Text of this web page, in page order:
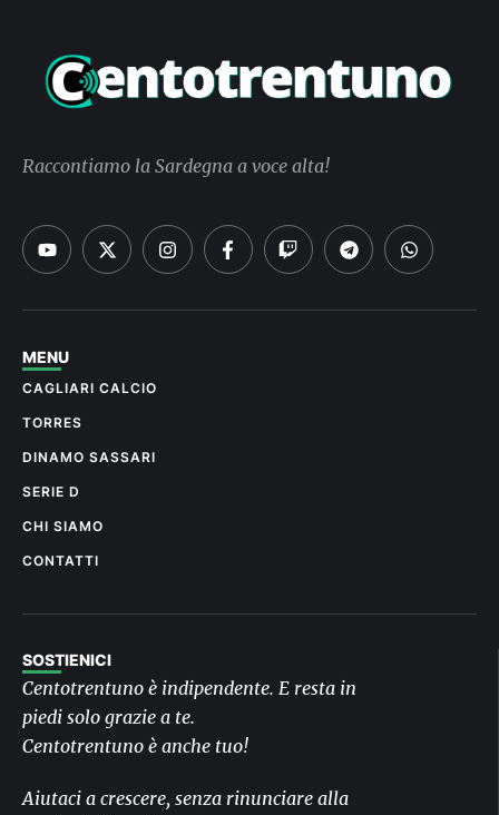
Raccontiamo la Sardegna a voce alta!
MENU
CAGLIARI CALCIO
TORRES
DINAMO SASSARI
SERIE D
CHI SIAMO
CONTATTI
SOSTIENICI
Centotrentuno è indipendente. E resta in
piedi solo grazie a te.
Centotrentuno è anche tuo!
Aiutaci a crescere, senza rinunciare alla